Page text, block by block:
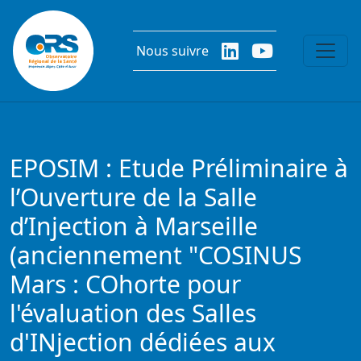
Aller au contenu principal
Nous suivre
EPOSIM : Etude Préliminaire à
l’Ouverture de la Salle
d’Injection à Marseille
(anciennement "COSINUS
Mars : COhorte pour
l'évaluation des Salles
d'INjection dédiées aux